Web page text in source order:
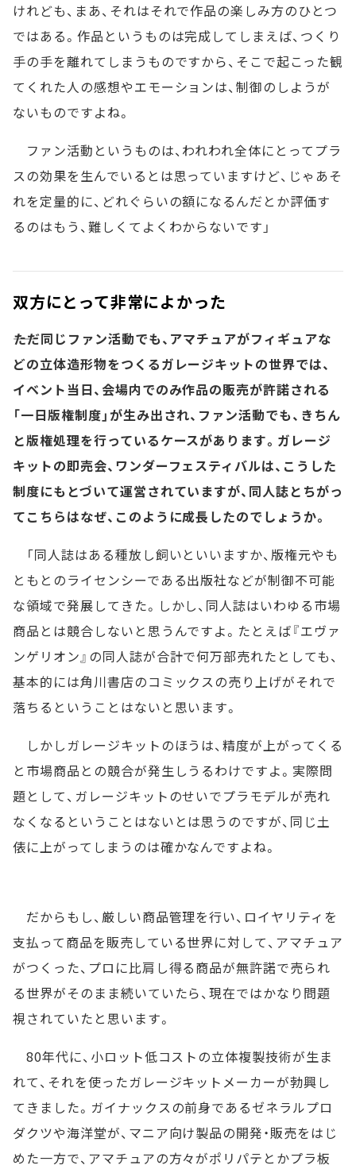
けれども、まあ、それはそれで作品の楽しみ方のひとつ
ではある。作品というものは完成してしまえば、つくり
手の手を離れてしまうものですから、そこで起こった観
てくれた人の感想やエモーションは、制御のしようが
ないものですよね。
ファン活動というものは、われわれ全体にとってプラ
スの効果を生んでいるとは思っていますけど、じゃあそ
れを定量的に、どれぐらいの額になるんだとか評価す
るのはもう、難しくてよくわからないです」
双方にとって非常によかった
――ただ同じファン活動でも、アマチュアがフィギュアな
どの立体造形物をつくるガレージキットの世界では、
イベント当日、会場内でのみ作品の販売が許諾される
「一日版権制度」が生み出され、ファン活動でも、きちん
と版権処理を行っているケースがあります。ガレージ
キットの即売会、ワンダーフェスティバルは、こうした
制度にもとづいて運営されていますが、同人誌とちがっ
てこちらはなぜ、このように成長したのでしょうか。
「同人誌はある種放し飼いといいますか、版権元やも
ともとのライセンシーである出版社などが制御不可能
な領域で発展してきた。しかし、同人誌はいわゆる市場
商品とは競合しないと思うんですよ。たとえば『エヴァ
ンゲリオン』の同人誌が合計で何万部売れたとしても、
基本的には角川書店のコミックスの売り上げがそれで
落ちるということはないと思います。
しかしガレージキットのほうは、精度が上がってくる
と市場商品との競合が発生しうるわけですよ。実際問
題として、ガレージキットのせいでプラモデルが売れ
なくなるということはないとは思うのですが、同じ土
俵に上がってしまうのは確かなんですよね。
だからもし、厳しい商品管理を行い、ロイヤリティを
支払って商品を販売している世界に対して、アマチュア
がつくった、プロに比肩し得る商品が無許諾で売られ
る世界がそのまま続いていたら、現在ではかなり問題
視されていたと思います。
80年代に、小ロット低コストの立体複製技術が生ま
れて、それを使ったガレージキットメーカーが勃興し
てきました。ガイナックスの前身であるゼネラルプロ
ダクツや海洋堂が、マニア向け製品の開発・販売をはじ
めた一方で、アマチュアの方々がポリパテとかプラ板